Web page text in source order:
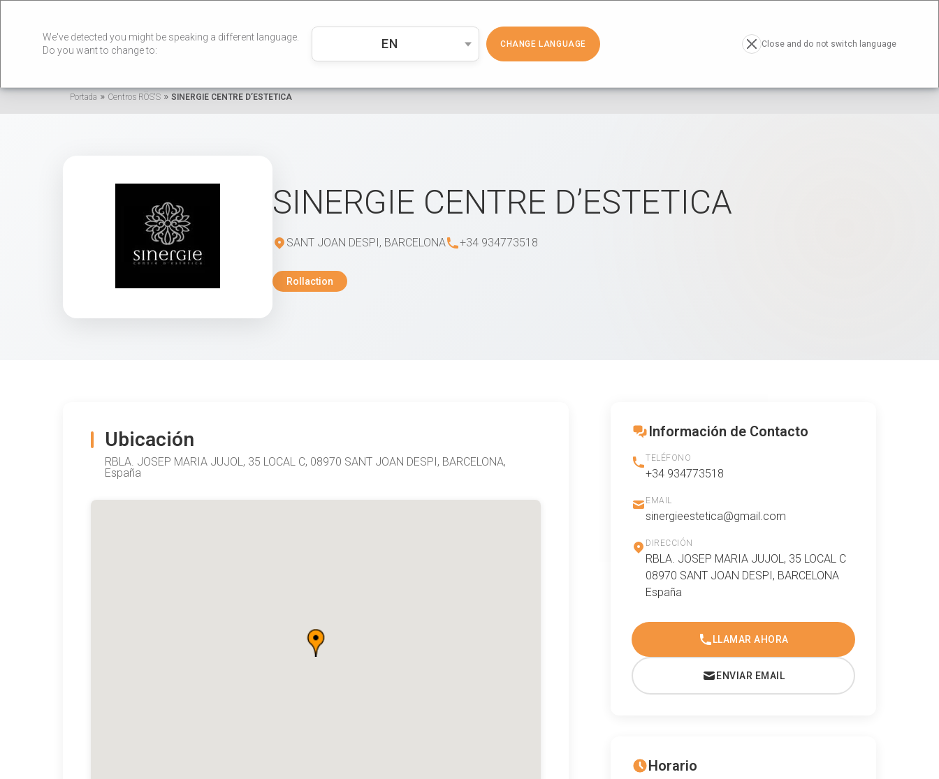
We've detected you might be speaking a different language.
Do you want to change to:
EN CHANGE LANGUAGE Close and do not switch language
COSMÉTICA CONTACTO
Portada»Centros RÖS'S»SINERGIE CENTRE D’ESTETICA
SINERGIE CENTRE D’ESTETICA
SANT JOAN DESPI, BARCELONA +34 934773518
Rollaction
Ubicación
RBLA. JOSEP MARIA JUJOL, 35 LOCAL C, 08970 SANT JOAN DESPI, BARCELONA,
España
Información de Contacto
TELÉFONO
+34 934773518
EMAIL
sinergieestetica@gmail.com
DIRECCIÓN
RBLA. JOSEP MARIA JUJOL, 35 LOCAL C
08970 SANT JOAN DESPI, BARCELONA
España
LLAMAR AHORA
ENVIAR EMAIL
Horario